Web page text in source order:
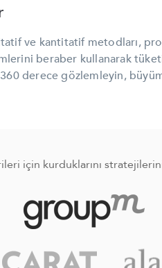
ve kantitatif metodları,
beraber kullanarak
derece gözlemleyin,
için kurduklarını